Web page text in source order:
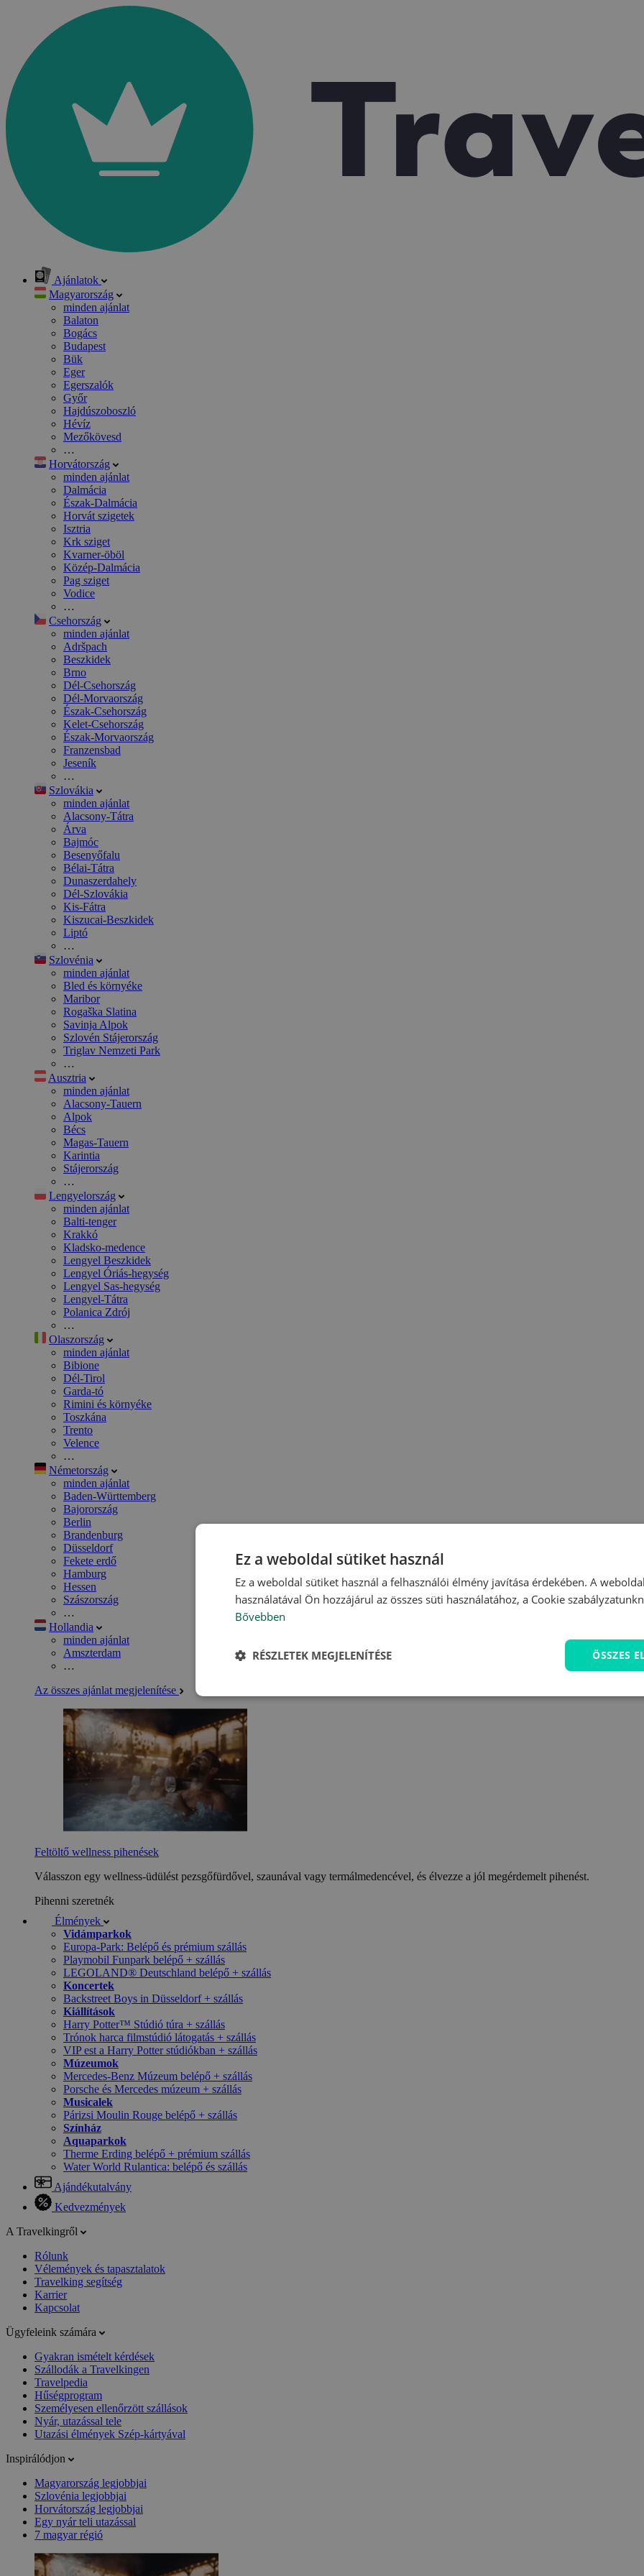
Ajánlatok
Magyarország
minden ajánlat
Balaton
Bogács
Budapest
Bük
Eger
Egerszalók
Győr
Hajdúszoboszló
Hévíz
Mezőkövesd
…
Horvátország
minden ajánlat
Dalmácia
Észak-Dalmácia
Horvát szigetek
Isztria
Krk sziget
Kvarner-öböl
Közép-Dalmácia
Pag sziget
Vodice
…
Csehország
minden ajánlat
Adršpach
Beszkidek
Brno
Dél-Csehország
Dél-Morvaország
Észak-Csehország
Kelet-Csehország
Észak-Morvaország
Franzensbad
Jeseník
…
Szlovákia
minden ajánlat
Alacsony-Tátra
Árva
Bajmóc
Besenyőfalu
Bélai-Tátra
Dunaszerdahely
Dél-Szlovákia
Kis-Fátra
Kiszucai-Beszkidek
Liptó
…
Szlovénia
minden ajánlat
Bled és környéke
Maribor
Rogaška Slatina
Savinja Alpok
Szlovén Stájerország
Triglav Nemzeti Park
…
Ausztria
minden ajánlat
Alacsony-Tauern
Alpok
Bécs
Magas-Tauern
Karintia
Stájerország
…
Lengyelország
minden ajánlat
Balti-tenger
Krakkó
Kladsko-medence
Lengyel Beszkidek
Lengyel Óriás-hegység
Lengyel Sas-hegység
Lengyel-Tátra
Polanica Zdrój
…
Olaszország
minden ajánlat
Bibione
Dél-Tirol
Garda-tó
Rimini és környéke
Toszkána
Trento
Velence
…
Németország
minden ajánlat
Baden-Württemberg
Bajorország
Berlin
Brandenburg
Düsseldorf
Fekete erdő
Hamburg
Hessen
Szászország
…
Hollandia
minden ajánlat
Amszterdam
…
Az összes ajánlat megjelenítése
Feltöltő wellness pihenések
Válasszon egy wellness-üdülést pezsgőfürdővel, szaunával vagy termálmedencével, és élvezze a jól megérdemelt pihenést.
Pihenni szeretnék
Élmények
Vidámparkok
Europa-Park: Belépő és prémium szállás
Playmobil Funpark belépő + szállás
LEGOLAND® Deutschland belépő + szállás
Koncertek
Backstreet Boys in Düsseldorf + szállás
Kiállítások
Harry Potter™ Stúdió túra + szállás
Trónok harca filmstúdió látogatás + szállás
VIP est a Harry Potter stúdiókban + szállás
Múzeumok
Mercedes-Benz Múzeum belépő + szállás
Porsche és Mercedes múzeum + szállás
Musicalek
Párizsi Moulin Rouge belépő + szállás
Színház
Aquaparkok
Therme Erding belépő + prémium szállás
Water World Rulantica: belépő és szállás
Ajándékutalvány
Kedvezmények
A Travelkingről
Rólunk
Vélemények és tapasztalatok
Travelking segítség
Karrier
Kapcsolat
Ügyfeleink számára
Gyakran ismételt kérdések
Szállodák a Travelkingen
Travelpedia
Hűségprogram
Személyesen ellenőrzött szállások
Nyár, utazással tele
Utazási élmények Szép-kártyával
Inspirálódjon
Magyarország legjobbjai
Szlovénia legjobbjai
Horvátország legjobbjai
Egy nyár teli utazással
7 magyar régió
Ez a weboldal sütiket használ
Ez a weboldal sütiket használ a felhasználói élmény javítása érdekében. A
használatával Ön hozzájárul az összes süti használatához, a Cookie
Bővebben
ÖSSZES
RÉSZLETEK MEGJELENÍTÉSE